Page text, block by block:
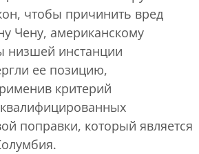
чтобы причинить вред
Чену, американскому
низшей инстанции
ее позицию,
критерий
поправки, который является